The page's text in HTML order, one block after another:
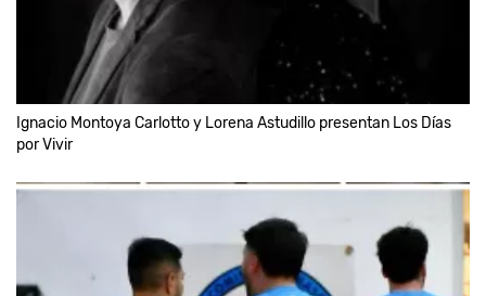
Ignacio Montoya Carlotto y Lorena Astudillo presentan Los Días
por Vivir